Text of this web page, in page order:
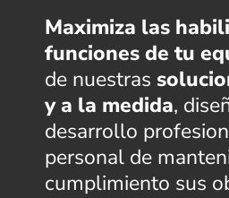
Maximiza las
funciones de tu
de nuestras
y a la medida,
desarrollo
personal de
cumplimiento sus